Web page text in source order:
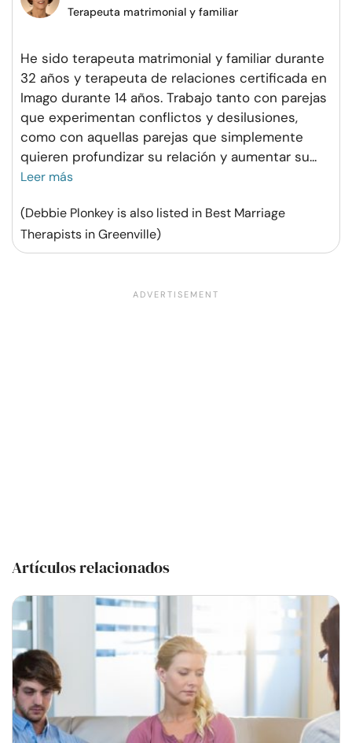
Terapeuta matrimonial y familiar
He sido terapeuta matrimonial y familiar durante
32 años y terapeuta de relaciones certificada en
Imago durante 14 años. Trabajo tanto con parejas
que experimentan conflictos y desilusiones,
como con aquellas parejas que simplemente
quieren profundizar su relación y aumentar su...
Leer más
(Debbie Plonkey is also listed in Best Marriage
Therapists in Greenville)
Artículos relacionados